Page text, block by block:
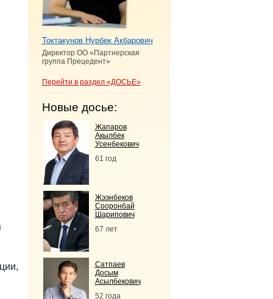
Токтакунов Нурбек Акбарович
Директор ОО «Партнерская
группа Прецедент»
Перейти в раздел «ДОСЬЕ»
Новые досье:
Жапаров
Акылбек
Усенбекович
61 год
Жээнбеков
Сооронбай
Шарипович
67 лет
Сатпаев
Досым
Асылбекович
52 года